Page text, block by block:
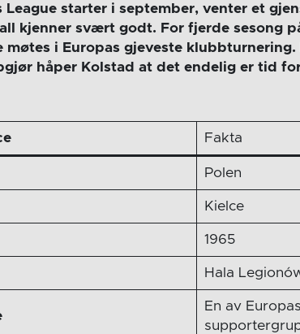
League starter i september, venter et
kjenner svært godt. For fjerde sesong
møtes i Europas gjeveste
håper Kolstad at det endelig er tid
Fakta
Polen
Kielce
1965
Hala
En av